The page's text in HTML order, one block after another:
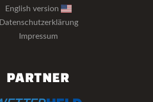
English version
Datenschutzerklärung
Impressum
PARTNER